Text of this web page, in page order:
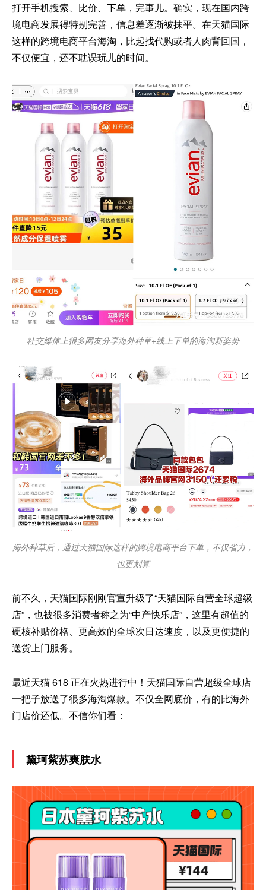
打开手机搜索、比价、下单，完事儿。确实，现在国内跨
境电商发展得特别完善，信息差逐渐被抹平。在天猫国际
这样的跨境电商平台海淘，比起找代购或者人肉背回国，
不仅便宜，还不耽误玩儿的时间。
社交媒体上很多网友分享海外种草+线上下单的海淘新姿势
海外种草后，通过天猫国际这样的跨境电商平台下单，不仅省力，
也更划算
前不久，天猫国际刚刚官宣升级了“天猫国际自营全球超级
店”，也被很多消费者称之为“中产快乐店”，这里有超值的
硬核补贴价格、更高效的全球次日达速度，以及更便捷的
送货上门服务。
最近天猫 618 正在火热进行中！天猫国际自营超级全球店
一把子放送了很多海淘爆款。不仅全网底价，有的比海外
门店价还低。不信你们看：
黛珂紫苏爽肤水